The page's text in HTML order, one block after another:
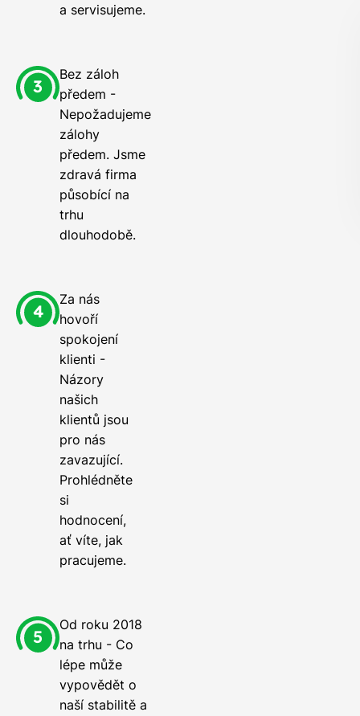
a servisujeme.
Bez záloh
předem -
Nepožadujeme
zálohy
předem. Jsme
zdravá firma
působící na
trhu
dlouhodobě.
Za nás
hovoří
spokojení
klienti -
Názory
našich
klientů jsou
pro nás
zavazující.
Prohlédněte
si
hodnocení,
ať víte, jak
pracujeme.
Od roku 2018
na trhu - Co
lépe může
vypovědět o
naší stabilitě a